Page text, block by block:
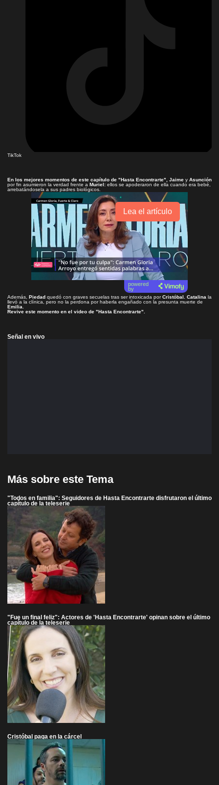
TikTok
En los mejores momentos de este capítulo de "Hasta Encontrarte" , Jaime y Asunción
por fin asumieron la verdad frente a Muriel: ellos se apoderaron de ella cuando era bebé,
arrebatándosela a sus padres biológicos.
Lea el artículo
powered
by
Además, Piedad quedó con graves secuelas tras ser intoxicada porCristóbal. Catalina la
llevó a la clínica, pero no la perdona por haberla engañado con la presunta muerte de
Emilia.
Revive este momento en el video de "Hasta Encontrarte"
Señal en vivo
Más sobre este Tema
"Todos en familia": Seguidores de Hasta Encontrarte disfrutaron el último
capítulo de la teleserie
"Fue un final feliz": Actores de 'Hasta Encontrarte' opinan sobre el último
capítulo de la teleserie
Cristóbal paga en la cárcel